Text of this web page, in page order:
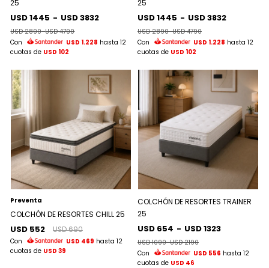
25
USD 1445 - USD 3832
USD 2890-USD 4790
Con
USD 1.228 hasta 12
cuotas de USD 102
25
USD 1445 - USD 3832
USD 2890-USD 4790
Con
USD 1.228 hasta 12
cuotas de USD 102
Preventa
COLCHÓN DE RESORTES CHILL 25
USD 552 USD 690
Con USD 469 hasta 12
cuotas de USD 39
COLCHÓN DE RESORTES TRAINER
25
USD 654 - USD 1323
USD 1090-USD 2190
Con
USD 556 hasta 12
cuotas de USD 46